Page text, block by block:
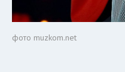
фото muzkom.net